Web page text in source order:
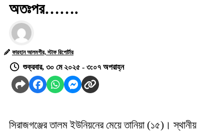
অতঃপর…….
ফারহান আলমগীর, স্টাফ রিপোর্টার
শুক্রবার, ৩০ মে ২০২৫ - ৩:০৭ অপরাহ্ন
সিরাজগঞ্জের তালম ইউনিয়নের মেয়ে তানিয়া (১৫)। স্থানীয়